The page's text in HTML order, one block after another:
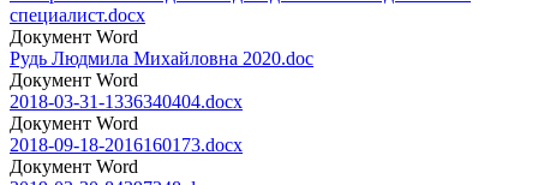
специалист.docx
Документ Word
Рудь Людмила Михайловна 2020.doc
Документ Word
2018-03-31-1336340404.docx
Документ Word
2018-09-18-2016160173.docx
Документ Word